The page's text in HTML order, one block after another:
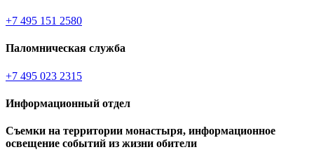
+7 495 151 2580
Паломническая служба
+7 495 023 2315
Информационный отдел
Съемки на территории монастыря, информационное
освещение событий из жизни обители